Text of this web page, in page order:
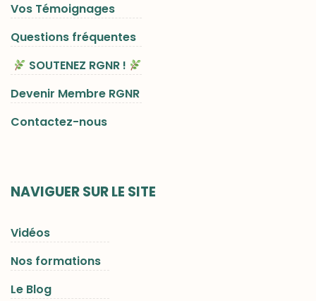
Vos Témoignages
Questions fréquentes
SOUTENEZ RGNR !
Devenir Membre RGNR
Contactez-nous
NAVIGUER SUR LE SITE
Vidéos
Nos formations
Le Blog